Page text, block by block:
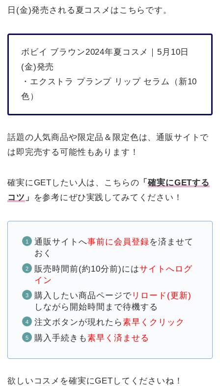
日(金)発売される夏コスメはこちらです。
ボビイ ブラウン2024年夏コスメ｜5月10日
(金)発売
・エクストラ プランプ リップ セラム（新10
色）
話題の人気商品や限定品＆限定色は、通販サイトで
は即完売する可能性もあります！
確実にGETしたい人は、こちらの 「確実にGETする
コツ 」 を参考にぜひ実践してみてください！
通販サイトへ事前に会員登録を済ませて
おく
販売時間前(約10分前)にはサイトへログ
イン
購入したい商品ページで リロード(更新)
しながら開始時間まで待機する
注文ボタンが現れたら素早くクリック
購入手続きも素早く済ませる
欲しいコスメを確実にGETしてくださいね！